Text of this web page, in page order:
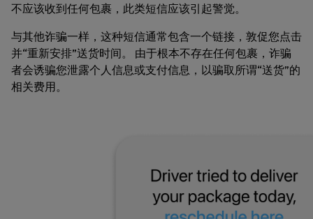
不应该收到任何包裹，此类短信应该引起警觉。
与其他诈骗一样，这种短信通常包含一个链接，敦促您点击
并“重新安排”送货时间。 由于根本不存在任何包裹，诈骗
者会诱骗您泄露个人信息或支付信息，以骗取所谓“送货”的
相关费用。